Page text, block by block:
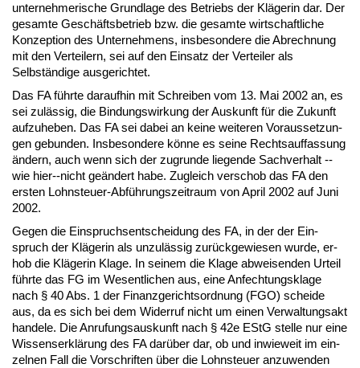
un­ter­neh­me­ri­sche Grund­la­ge des Be­triebs der Kläge­rin dar. Der
ge­sam­te Geschäfts­be­trieb bzw. die ge­sam­te wirt­schaft­li­che
Kon­zep­ti­on des Un­ter­neh­mens, ins­be­son­de­re die Ab­rech­nung
mit den Ver­tei­lern, sei auf den Ein­satz der Ver­tei­ler als
Selbständi­ge aus­ge­rich­tet.
Das FA führ­te dar­auf­hin mit Schrei­ben vom 13. Mai 2002 an, es
sei zulässig, die Bin­dungs­wir­kung der Aus­kunft für die Zu­kunft
auf­zu­he­ben. Das FA sei da­bei an kei­ne wei­te­ren Vor­aus­set­zun­
gen ge­bun­den. Ins­be­son­de­re könne es sei­ne Rechts­auf­fas­sung
ändern, auch wenn sich der zu­grun­de lie­gen­de Sach­ver­halt --
wie hier--nicht geändert ha­be. Zu­gleich ver­schob das FA den
ers­ten Lohn­steu­er-Abführungs­zeit­raum von April 2002 auf Ju­ni
2002.
Ge­gen die Ein­spruchs­ent­schei­dung des FA, in der der Ein­
spruch der Kläge­rin als un­zulässig zurück­ge­wie­sen wur­de, er­
hob die Kläge­rin Kla­ge. In sei­nem die Kla­ge ab­wei­sen­den Ur­teil
führ­te das FG im We­sent­li­chen aus, ei­ne An­fech­tungs­kla­ge
nach § 40 Abs. 1 der Fi­nanz­ge­richts­ord­nung (FGO) schei­de
aus, da es sich bei dem Wi­der­ruf nicht um ei­nen Ver­wal­tungs­akt
han­de­le. Die An­ru­fungs­aus­kunft nach § 42e EStG stel­le nur ei­ne
Wis­sens­erklärung des FA darüber dar, ob und in­wie­weit im ein­
zel­nen Fall die Vor­schrif­ten über die Lohn­steu­er an­zu­wen­den